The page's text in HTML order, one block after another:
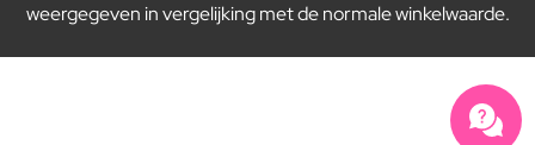
weergegeven in vergelijking met de normale winkelwaarde.